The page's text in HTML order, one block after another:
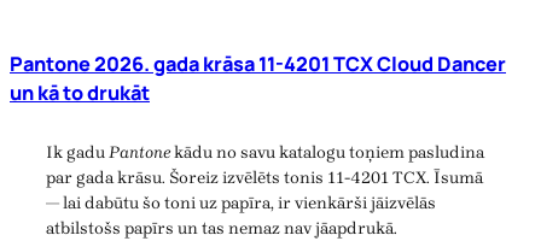
Pantone 2026. gada krāsa 11-4201 TCX Cloud Dancer
un kā to drukāt
Ik gaduPantonekādu no savu katalogu toņiem pasludina
par gada krāsu. Šoreiz izvēlēts tonis 11-4201 TCX. Īsumā
— lai dabūtu šo toni uz papīra, ir vienkārši jāizvēlās
atbilstošs papīrs un tas nemaz nav jāapdrukā.